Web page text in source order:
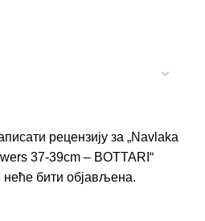
рецензију за „Navlaka
37-39cm – BOTTARI“
бити објављена.